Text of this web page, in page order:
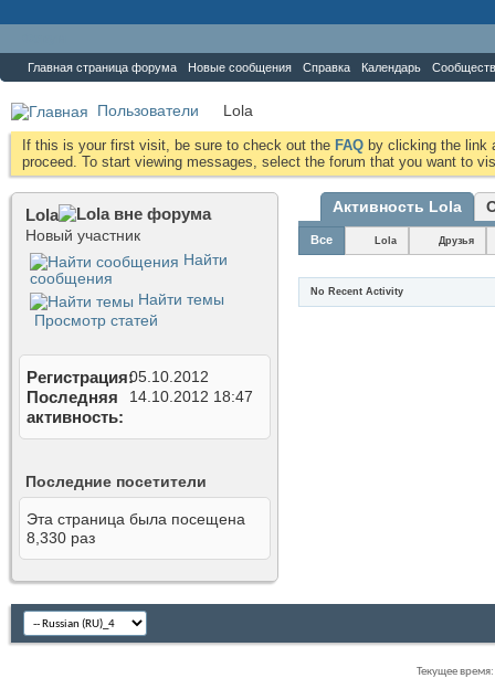
Главная страница форума Новые сообщения Справка Календарь
Пользователи Lola
If this is your first visit, be sure to check out the FAQ by clicking the link
proceed. To start viewing messages, select the forum that you want to
Lola
Новый участник
Найти
сообщения
Найти темы
Просмотр статей
Регистрация05.10.2012
Последняя
активность
14.10.2012 18:47
Последние посетители
Эта страница была посещена
8,330 раз
Активность Lola
Все Lola Друзья
No Recent Activity
Текущее время: